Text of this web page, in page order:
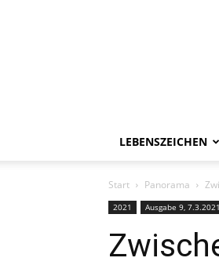
LEBENSZEICHEN
Start Panorama
2021 Ausgabe 9, 7.3.2021